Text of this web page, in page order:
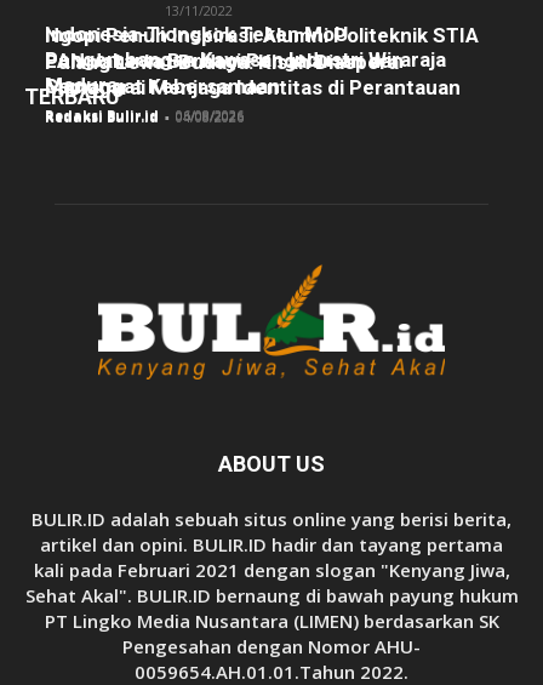
13/11/2022
TERBARU
Indonesia-Tiongkok Teken MoU
Pengembangan Kawasan Industri Wiraraja
Madura
Redaksi Bulir.id - 06/08/2026
Ngopi Penuh Inspirasi: Alumni Politeknik STIA
LAN Jakarta Berbagi Pengalaman dan
Semangat Kebersamaan
Redaksi Bulir.id - 05/08/2026
Pulang Lewat Budaya: Kisah Diaspora
Manggarai Menjaga Identitas di Perantauan
Redaksi Bulir.id - 04/08/2026
ABOUT US
BULIR.ID adalah sebuah situs online yang berisi berita,
artikel dan opini. BULIR.ID hadir dan tayang pertama
kali pada Februari 2021 dengan slogan "Kenyang Jiwa,
Sehat Akal". BULIR.ID bernaung di bawah payung hukum
PT Lingko Media Nusantara (LIMEN) berdasarkan SK
Pengesahan dengan Nomor AHU-
0059654.AH.01.01.Tahun 2022.